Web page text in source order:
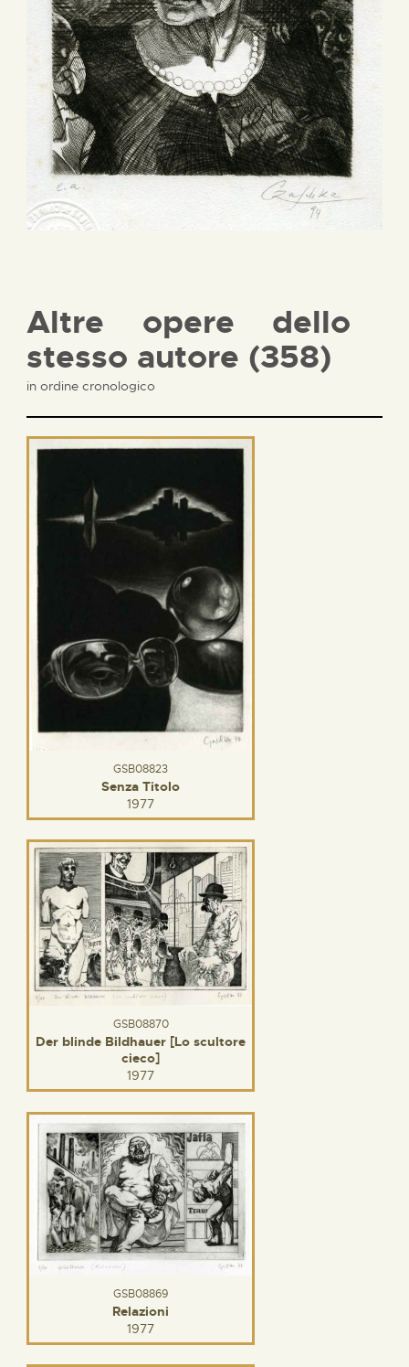
Altre opere dello
stesso autore (358)
in ordine cronologico
GSB08823
Senza Titolo
1977
GSB08870
Der blinde Bildhauer [Lo scultore
cieco]
1977
GSB08869
Relazioni
1977